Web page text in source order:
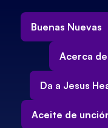
Buenas Nuevas
Acerca
Da a Jesus
Aceite de